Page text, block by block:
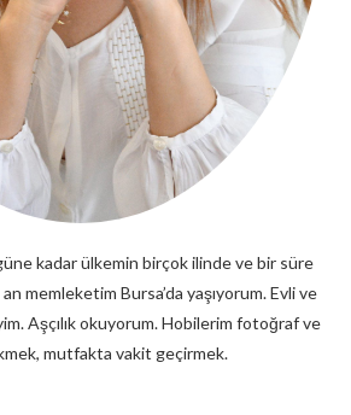
kadar ülkemin birçok ilinde ve bir süre
an memleketim Bursa’da yaşıyorum. Evli ve
Aşçılık okuyorum. Hobilerim fotoğraf ve
mutfakta vakit geçirmek.